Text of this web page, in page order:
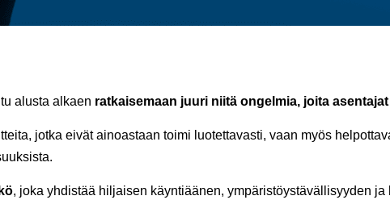
alusta alkaen ratkaisemaan juuri niitä ongelmia, joita
jotka eivät ainoastaan toimi luotettavasti, vaan myös
, joka yhdistää hiljaisen käyntiäänen, ympäristöystävällisyyden